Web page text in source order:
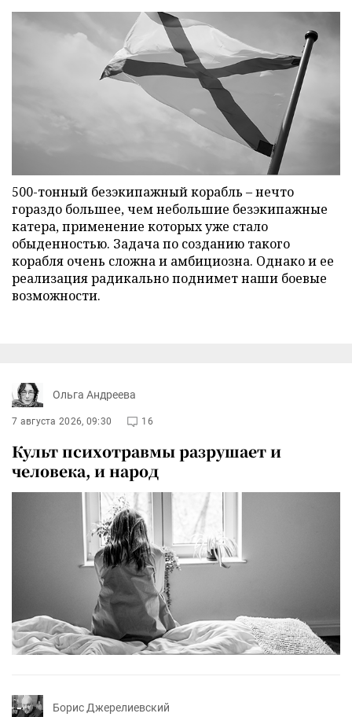
500-тонный безэкипажный корабль – нечто
гораздо большее, чем небольшие безэкипажные
катера, применение которых уже стало
обыденностью. Задача по созданию такого
корабля очень сложна и амбициозна. Однако и ее
реализация радикально поднимет наши боевые
возможности.
Ольга Андреева
7 августа 2026, 09:30 16
Культ психотравмы разрушает и
человека, и народ
Борис Джерелиевский